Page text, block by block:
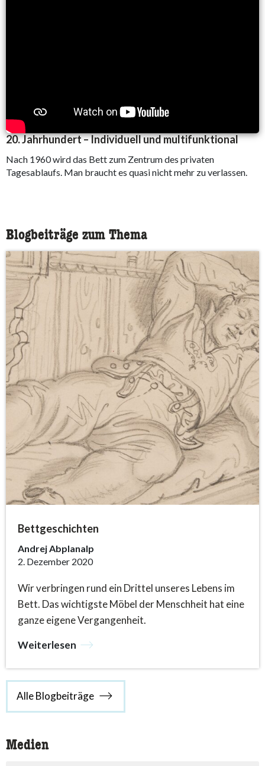
20. Jahrhundert – Individuell und multifunktional
Nach 1960 wird das Bett zum Zentrum des privaten
Tagesablaufs. Man braucht es quasi nicht mehr zu verlassen.
Blogbeiträge zum Thema
Bettgeschichten
Andrej Abplanalp
2. Dezember 2020
Wir verbringen rund ein Drittel unseres Lebens im
Bett. Das wichtigste Möbel der Menschheit hat eine
ganze eigene Vergangenheit.
Weiterlesen
Alle Blogbeiträge
Medien